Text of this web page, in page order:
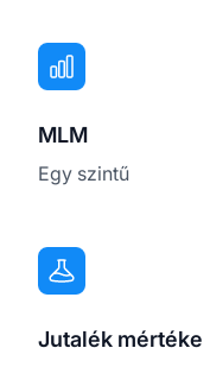
MLM
Egy szintű
Jutalék mértéke